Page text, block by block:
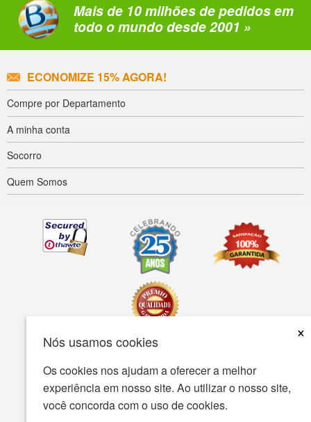
Nós usamos cookies
×
Os cookies nos ajudam a oferecer a melhor
experiência em nosso site. Ao utilizar o nosso site,
você concorda com o uso de cookies.
Mais de 10 milhões de pedidos em
todo o mundo desde 2001 »
ECONOMIZE 15% AGORA!
Compre por Departamento
A minha conta
Socorro
Quem Somos
Acessibilidade Termos de uso política de Privacidade
A política de segurança